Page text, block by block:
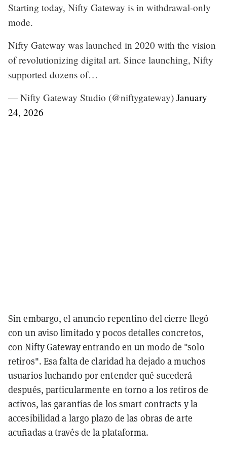
Starting today, Nifty Gateway is in withdrawal-only
mode.
Nifty Gateway was launched in 2020 with the vision
of revolutionizing digital art. Since launching, Nifty
supported dozens of…
— Nifty Gateway Studio (@niftygateway) January
24, 2026
Sin embargo, el anuncio repentino del cierre llegó
con un aviso limitado y pocos detalles concretos,
con Nifty Gateway entrando en un modo de "solo
retiros". Esa falta de claridad ha dejado a muchos
usuarios luchando por entender qué sucederá
después, particularmente en torno a los retiros de
activos, las garantías de los smart contracts y la
accesibilidad a largo plazo de las obras de arte
acuñadas a través de la plataforma.